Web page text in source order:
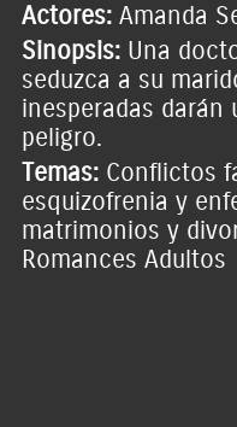
Actores: Amanda
Sinopsis:Una
seduzca a su
inesperadas
peligro.
Temas: Conflictos
esquizofrenia y
matrimonios y
Romances Adultos